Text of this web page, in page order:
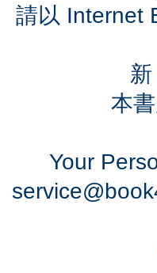
請以 Internet
本
Your